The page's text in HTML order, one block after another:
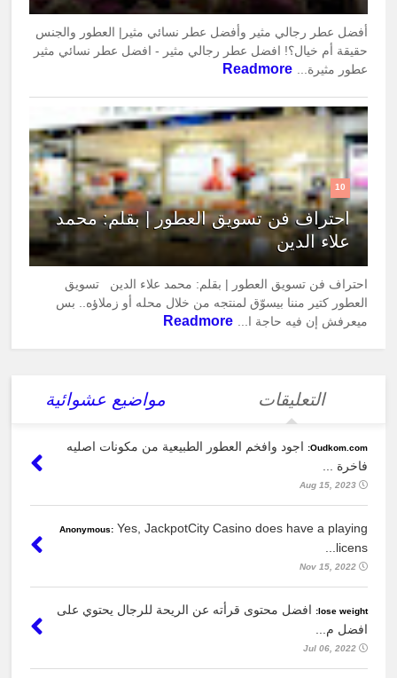
أفضل عطر رجالي مثير وأفضل عطر نسائي مثير| العطور والجنس
حقيقة أم خيال؟! افضل عطر رجالي مثير - افضل عطر نسائي مثير
عطور مثيرة...
Readmore
10
احتراف فن تسويق العطور | بقلم: محمد
علاء الدين
احتراف فن تسويق العطور | بقلم: محمد علاء الدين تسويق
العطور كتير مننا بيسوّق لمنتجه من خلال محله أو زملاؤه.. بس
ميعرفش إن فيه حاجة ا...
Readmore
التعليقات مواضيع عشوائية
Oudkom.com:
اجود وافخم العطور الطبيعية من مكونات اصليه
فاخرة ...
Aug 15, 2023
Anonymous: Yes, JackpotCity Casino does have a playing
licens...
Nov 15, 2022
lose weight:
افضل محتوى قرأته عن الريحة للرجال يحتوي على
افضل م...
Jul 06, 2022